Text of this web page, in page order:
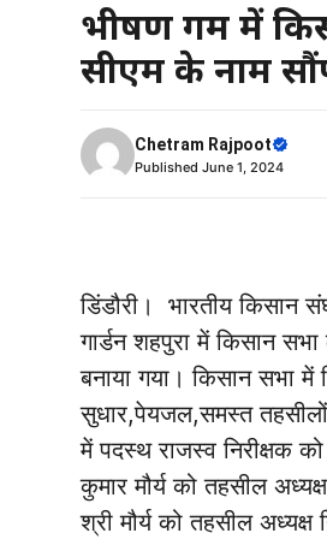
भीषण गर्मी में
सीएम के नाम
Chetram Rajpoot
Published June 1, 2024
डिंडौरी। भारतीय किसान
गार्डन शहपुरा में किसान
बनाया गया। किसान सभा
सुधार,पेयजल,समस्त तहसीलों
में पदस्थ राजस्व निरीक्षक
कुमार मौर्य को तहसील
श्री मौर्य को तहसील अध्यक्ष